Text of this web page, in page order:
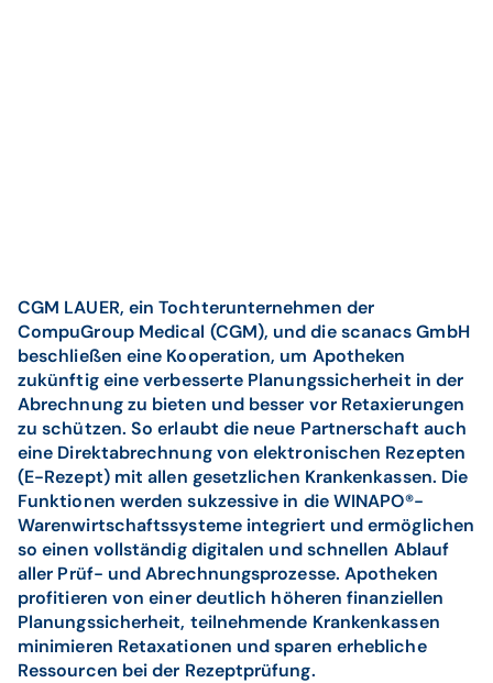
CGM LAUER, ein Tochterunternehmen der
CompuGroup Medical (CGM), und die scanacs GmbH
beschließen eine Kooperation, um Apotheken
zukünftig eine verbesserte Planungssicherheit in der
Abrechnung zu bieten und besser vor Retaxierungen
zu schützen. So erlaubt die neue Partnerschaft auch
eine Direktabrechnung von elektronischen Rezepten
(E-Rezept) mit allen gesetzlichen Krankenkassen. Die
Funktionen werden sukzessive in die WINAPO®-
Warenwirtschaftssysteme integriert und ermöglichen
so einen vollständig digitalen und schnellen Ablauf
aller Prüf- und Abrechnungsprozesse. Apotheken
profitieren von einer deutlich höheren finanziellen
Planungssicherheit, teilnehmende Krankenkassen
minimieren Retaxationen und sparen erhebliche
Ressourcen bei der Rezeptprüfung.